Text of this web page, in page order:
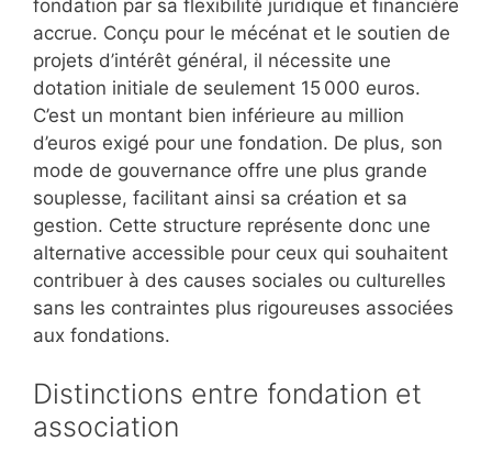
fondation par sa flexibilité juridique et financière
accrue. Conçu pour le mécénat et le soutien de
projets d’intérêt général, il nécessite une
dotation initiale de seulement 15 000 euros.
C’est un montant bien inférieure au million
d’euros exigé pour une fondation. De plus, son
mode de gouvernance offre une plus grande
souplesse, facilitant ainsi sa création et sa
gestion. Cette structure représente donc une
alternative accessible pour ceux qui souhaitent
contribuer à des causes sociales ou culturelles
sans les contraintes plus rigoureuses associées
aux fondations.
Distinctions entre fondation et
association